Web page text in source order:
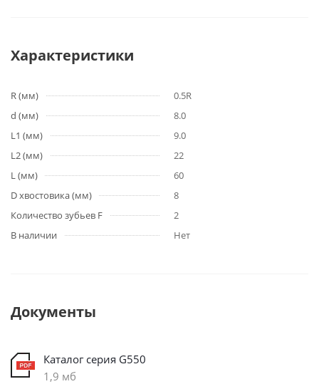
Характеристики
R (мм)
0.5R
d (мм)
8.0
L1 (мм)
9.0
L2 (мм)
22
L (мм)
60
D хвостовика (мм)
8
Количество зубьев F
2
В наличии
Нет
Документы
Каталог серия G550
1,9 мб